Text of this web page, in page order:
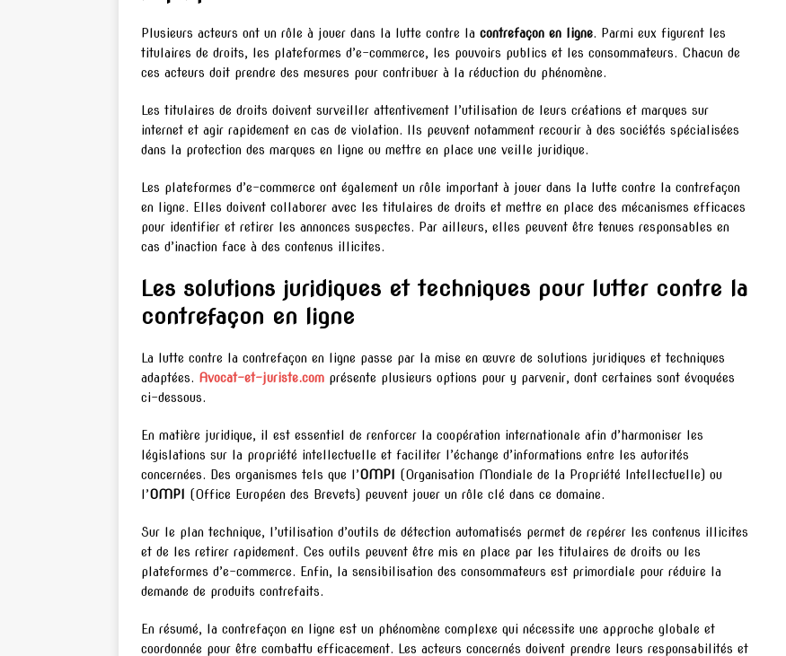
Plusieurs acteurs ont un rôle à jouer dans la lutte contre la contrefaçon en ligne. Parmi eux figurent les
titulaires de droits, les plateformes d’e-commerce, les pouvoirs publics et les consommateurs. Chacun de
ces acteurs doit prendre des mesures pour contribuer à la réduction du phénomène.
Les titulaires de droits doivent surveiller attentivement l’utilisation de leurs créations et marques sur
internet et agir rapidement en cas de violation. Ils peuvent notamment recourir à des sociétés spécialisées
dans la protection des marques en ligne ou mettre en place une veille juridique.
Les plateformes d’e-commerce ont également un rôle important à jouer dans la lutte contre la contrefaçon
en ligne. Elles doivent collaborer avec les titulaires de droits et mettre en place des mécanismes efficaces
pour identifier et retirer les annonces suspectes. Par ailleurs, elles peuvent être tenues responsables en
cas d’inaction face à des contenus illicites.
Les solutions juridiques et techniques pour lutter contre la
contrefaçon en ligne
La lutte contre la contrefaçon en ligne passe par la mise en œuvre de solutions juridiques et techniques
adaptées. Avocat-et-juriste.com présente plusieurs options pour y parvenir, dont certaines sont évoquées
ci-dessous.
En matière juridique, il est essentiel de renforcer la coopération internationale afin d’harmoniser les
législations sur la propriété intellectuelle et faciliter l’échange d’informations entre les autorités
concernées. Des organismes tels que l’OMPI
(Organisation Mondiale de la Propriété Intellectuelle) ou
l’OMPI (Office Européen des Brevets) peuvent jouer un rôle clé dans ce domaine.
Sur le plan technique, l’utilisation d’outils de détection automatisés permet de repérer les contenus illicites
et de les retirer rapidement. Ces outils peuvent être mis en place par les titulaires de droits ou les
plateformes d’e-commerce. Enfin, la sensibilisation des consommateurs est primordiale pour réduire la
demande de produits contrefaits.
En résumé, la contrefaçon en ligne est un phénomène complexe qui nécessite une approche globale et
coordonnée pour être combattu efficacement. Les acteurs concernés doivent prendre leurs responsabilités et